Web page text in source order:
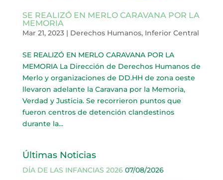
SE REALIZÓ EN MERLO CARAVANA POR LA
MEMORIA
Mar 21, 2023| Derechos Humanos, Inferior Central
SE REALIZÓ EN MERLO CARAVANA POR LA
MEMORIA La Dirección de Derechos Humanos de
Merlo y organizaciones de DD.HH de zona oeste
llevaron adelante la Caravana por la Memoria,
Verdad y Justicia. Se recorrieron puntos que
fueron centros de detención clandestinos
durante la...
Últimas Noticias
DÍA DE LAS INFANCIAS 2026 07/08/2026